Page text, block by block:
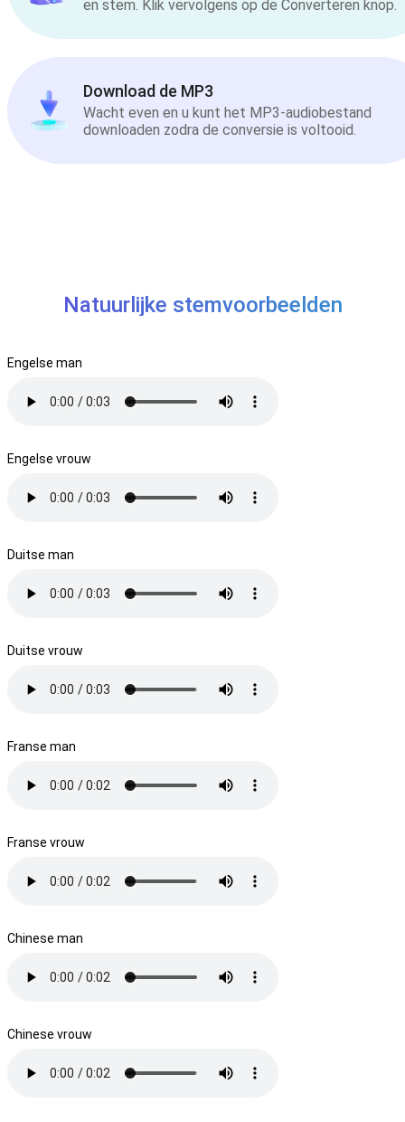
en stem. Klik vervolgens op de Converteren knop.
Download de MP3
Wacht even en u kunt het MP3-audiobestand
downloaden zodra de conversie is voltooid.
Natuurlijke stemvoorbeelden
Engelse man
Engelse vrouw
Duitse man
Duitse vrouw
Franse man
Franse vrouw
Chinese man
Chinese vrouw